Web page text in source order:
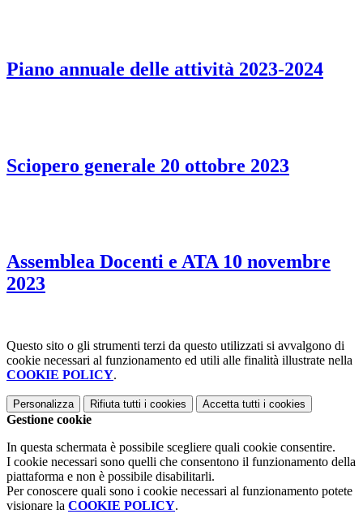
Piano annuale delle attività 2023-2024
Sciopero generale 20 ottobre 2023
Assemblea Docenti e ATA 10 novembre
2023
Questo sito o gli strumenti terzi da questo utilizzati si avvalgono di
cookie necessari al funzionamento ed utili alle finalità illustrate nella
COOKIE POLICY.
Personalizza Rifiuta tutti i cookies Accetta tutti i cookies
Gestione cookie
In questa schermata è possibile scegliere quali cookie consentire.
I cookie necessari sono quelli che consentono il funzionamento della
piattaforma e non è possibile disabilitarli.
Per conoscere quali sono i cookie necessari al funzionamento potete
visionare la COOKIE POLICY.